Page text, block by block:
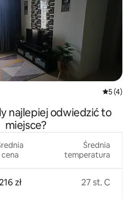
Średnia
5 (4)
najlepiej odwiedzić to
miejsce?
cena
216 zł
Średnia
temperatura
27 st. C